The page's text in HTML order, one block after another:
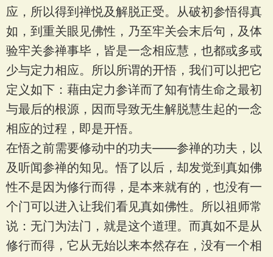
应，所以得到禅悦及解脱正受。从破初参悟得真
如，到重关眼见佛性，乃至牢关会末后句，及体
验牢关参禅事毕，皆是一念相应慧，也都或多或
少与定力相应。所以所谓的开悟，我们可以把它
定义如下：藉由定力参详而了知有情生命之最初
与最后的根源，因而导致无生解脱慧生起的一念
相应的过程，即是开悟。
在悟之前需要修动中的功夫——参禅的功夫，以
及听闻参禅的知见。悟了以后，却发觉到真如佛
性不是因为修行而得，是本来就有的，也没有一
个门可以进入让我们看见真如佛性。所以祖师常
说：无门为法门，就是这个道理。而真如不是从
修行而得，它从无始以来本然存在，没有一个相